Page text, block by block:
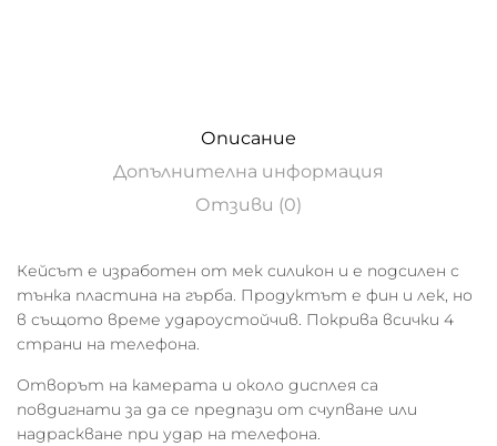
Описание
Допълнителна информация
Отзиви (0)
Кейсът е изработен от мек силикон и е подсилен с
тънка пластина на гърба. Продуктът е фин и лек, но
в същото време удароустойчив. Покрива всички 4
страни на телефона.
Отворът на камерата и около дисплея са
повдигнати за да се предпази от счупване или
надраскване при удар на телефона.